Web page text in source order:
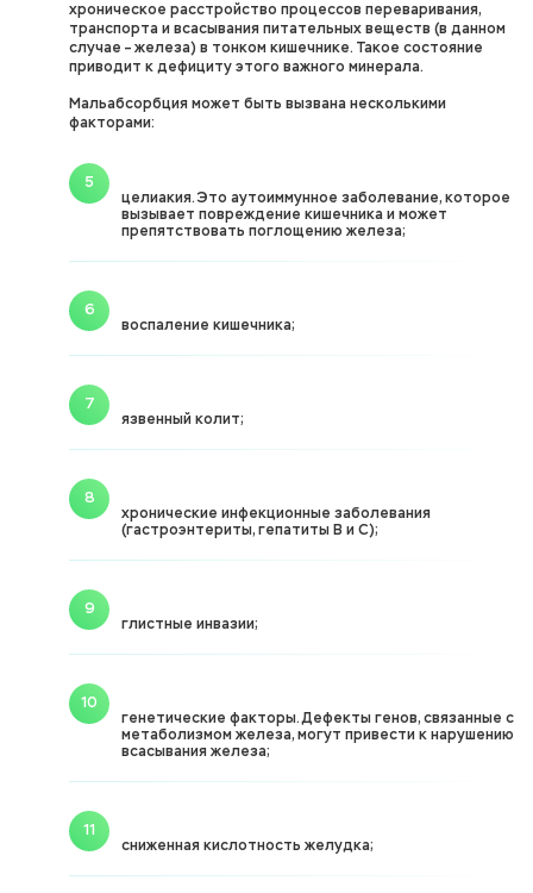
хроническое расстройство процессов переваривания,
транспорта и всасывания питательных веществ (в данном
случае – железа) в тонком кишечнике. Такое состояние
приводит к дефициту этого важного минерала.
Мальабсорбция может быть вызвана несколькими
факторами:
целиакия. Это аутоиммунное заболевание, которое
вызывает повреждение кишечника и может
препятствовать поглощению железа;
воспаление кишечника;
язвенный колит;
хронические инфекционные заболевания
(гастроэнтериты, гепатиты В и С);
глистные инвазии;
генетические факторы. Дефекты генов, связанные с
метаболизмом железа, могут привести к нарушению
всасывания железа;
сниженная кислотность желудка;